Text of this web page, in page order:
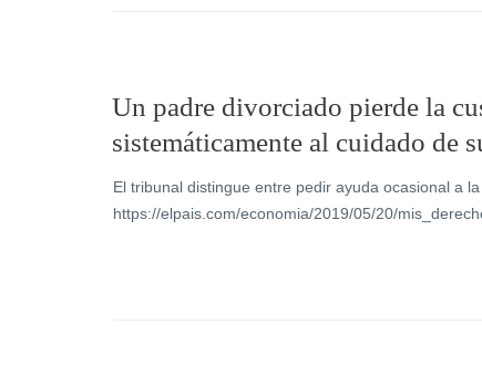
Un padre divorciado pierde la
sistemáticamente al cuidado de
El tribunal distingue entre pedir ayuda ocasional a
https://elpais.com/economia/2019/05/20/